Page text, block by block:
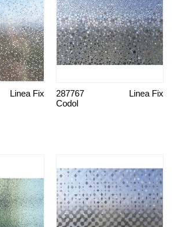
Linea Fix
Codol
Linea Fix
287767